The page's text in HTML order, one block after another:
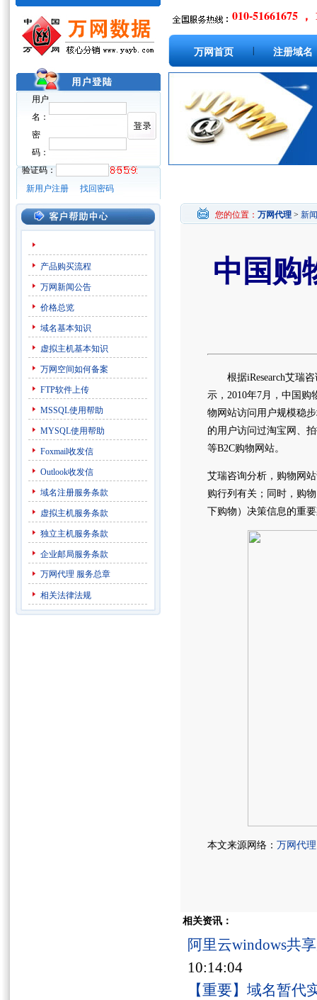
用户
名：
密
码：
验证码：
新用户注册
找回密码
010-51661675 ，
万网首页 注册域名
产品购买流程
万网新闻公告
价格总览
域名基本知识
虚拟主机基本知识
万网空间如何备案
FTP软件上传
MSSQL使用帮助
MYSQL使用帮助
Foxmail收发信
Outlook收发信
域名注册服务条款
虚拟主机服务条款
独立主机服务条款
企业邮局服务条款
万网代理 服务总章
相关法律法规
您的位置： 万网代理 > 新
中国购
根据iResearch艾瑞咨
示，2010年7月，中国购
物网站访问用户规模稳
的用户访问过淘宝网、
等B2C购物网站。
艾瑞咨询分析，购物网
购行列有关；同时，购
下购物）决策信息的重
本文来源网络： 万网代理
相关资讯：
阿里云windows共
10:14:04
【重要】域名暂代